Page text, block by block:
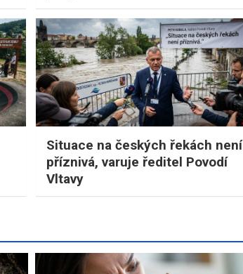
Situace na českých řekách není
příznivá, varuje ředitel Povodí
Vltavy